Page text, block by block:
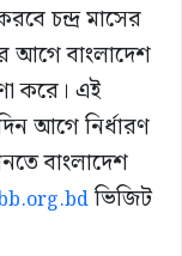
চন্দ্র মাসের
আগে বাংলাদেশ
করে। এই
আগে নির্ধারণ
বাংলাদেশ
ভিজিট